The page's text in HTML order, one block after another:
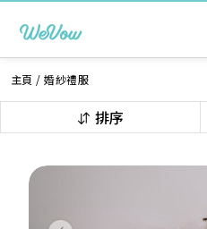
主頁 /婚紗禮服
排序